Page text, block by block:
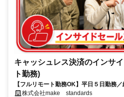
キャッシュレス決済のインサ
ト勤務)
【フルリモート勤務OK】平日５日勤務
スキルアップ
株式会社make standards